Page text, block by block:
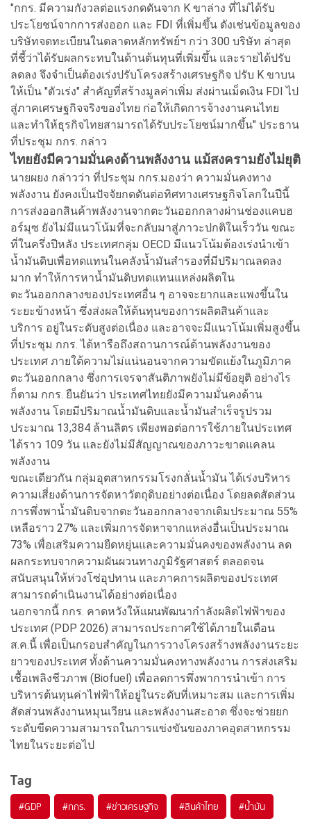
"กกร. มีความกังวลต่อแรงกดดันจาก K ขาล่าง ที่ไม่ได้รับ
ประโยชน์จากการส่งออก และ FDI ที่เพิ่มขึ้น ดังเช่นข้อมูลของ
บริษัทจดทะเบียนในตลาดหลักทรัพย์ฯ กว่า 300 บริษัท ล่าสุด
ที่ชี้ว่าได้รับผลกระทบในด้านต้นทุนที่เพิ่มขึ้น และรายได้ปรับ
ลดลง จึงจำเป็นต้องเร่งปรับโครงสร้างเศรษฐกิจ ปรับ K ขาบน
ให้เป็น "ตัวเร่ง" สำคัญที่สร้างมูลค่าเพิ่ม ส่งผ่านเม็ดเงิน FDI ไป
สู่ภาคเศรษฐกิจจริงของไทย ก่อให้เกิดการจ้างงานคนไทย
และทำให้ธุรกิจไทยสามารถได้รับประโยชน์มากขึ้น" ประธาน
ที่ประชุม กกร. กล่าว
ไทยยังมีความมั่นคงด้านพลังงาน แม้สงครามยังไม่ยุติ
นายผยง กล่าวว่า ที่ประชุม กกร.มองว่า ความมั่นคงทาง
พลังงาน ยังคงเป็นปัจจัยกดดันต่อทิศทางเศรษฐกิจโลกในปีนี้
การส่งออกสินค้าพลังงานจากตะวันออกกลางผ่านช่องแคบฮ
อร์มุซ ยังไม่มีแนวโน้มที่จะกลับมาสู่ภาวะปกติในเร็ววัน ขณะ
ที่ในครึ่งปีหลัง ประเทศกลุ่ม OECD มีแนวโน้มต้องเร่งนำเข้า
น้ำมันดิบเพื่อทดแทนในคลังน้ำมันสำรองที่มีปริมาณลดลง
มาก ทำให้การหาน้ำมันดิบทดแทนแหล่งผลิตใน
ตะวันออกกลางของประเทศอื่น ๆ อาจจะยากและแพงขึ้นใน
ระยะข้างหน้า ซึ่งส่งผลให้ต้นทุนของการผลิตสินค้าและ
บริการ อยู่ในระดับสูงต่อเนื่อง และอาจจะมีแนวโน้มเพิ่มสูงขึ้น
ที่ประชุม กกร. ได้หารือถึงสถานการณ์ด้านพลังงานของ
ประเทศ ภายใต้ความไม่แน่นอนจากความขัดแย้งในภูมิภาค
ตะวันออกกลาง ซึ่งการเจรจาสันติภาพยังไม่มีข้อยุติ อย่างไร
ก็ตาม กกร. ยืนยันว่า ประเทศไทยยังมีความมั่นคงด้าน
พลังงาน โดยมีปริมาณน้ำมันดิบและน้ำมันสำเร็จรูปรวม
ประมาณ 13,384 ล้านลิตร เพียงพอต่อการใช้ภายในประเทศ
ได้ราว 109 วัน และยังไม่มีสัญญาณของภาวะขาดแคลน
พลังงาน
ขณะเดียวกัน กลุ่มอุตสาหกรรมโรงกลั่นน้ำมัน ได้เร่งบริหาร
ความเสี่ยงด้านการจัดหาวัตถุดิบอย่างต่อเนื่อง โดยลดสัดส่วน
การพึ่งพาน้ำมันดิบจากตะวันออกกลางจากเดิมประมาณ 55%
เหลือราว 27% และเพิ่มการจัดหาจากแหล่งอื่นเป็นประมาณ
73% เพื่อเสริมความยืดหยุ่นและความมั่นคงของพลังงาน ลด
ผลกระทบจากความผันผวนทางภูมิรัฐศาสตร์ ตลอดจน
สนับสนุนให้ห่วงโซ่อุปทาน และภาคการผลิตของประเทศ
สามารถดำเนินงานได้อย่างต่อเนื่อง
นอกจากนี้ กกร. คาดหวังให้แผนพัฒนากำลังผลิตไฟฟ้าของ
ประเทศ (PDP 2026) สามารถประกาศใช้ได้ภายในเดือน
ส.ค.นี้ เพื่อเป็นกรอบสำคัญในการวางโครงสร้างพลังงานระยะ
ยาวของประเทศ ทั้งด้านความมั่นคงทางพลังงาน การส่งเสริม
เชื้อเพลิงชีวภาพ (Biofuel) เพื่อลดการพึ่งพาการนำเข้า การ
บริหารต้นทุนค่าไฟฟ้าให้อยู่ในระดับที่เหมาะสม และการเพิ่ม
สัดส่วนพลังงานหมุนเวียน และพลังงานสะอาด ซึ่งจะช่วยยก
ระดับขีดความสามารถในการแข่งขันของภาคอุตสาหกรรม
ไทยในระยะต่อไป
Tag
#GDP #กกร. #ข่าวเศรษฐกิจ #สินค้าไทย #น้ำมัน